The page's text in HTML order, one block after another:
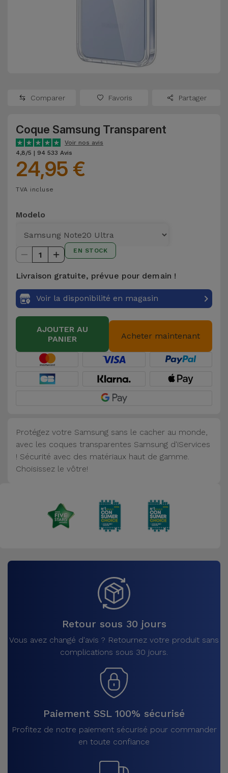
OnePlus
Google
Autres
Marques
Voir
tout
Reconditionnés
Consoles de
Jeux
Reconditionnées
Voir
tout
Batteries
Chargeurs
Ecouteurs
et
Enceintes
Montres
et
Bracelets
Chaînes
de
Téléphone
Gadgets
Hygiène
Maison
Traceurs et
Accessoires
Kids
Comparer Favoris Partager
Coque Samsung Transparent
Voir nos avis
4,8/5 | 94 533 Avis
24,95 €
TVA incluse
Modelo
1 EN STOCK
Livraison gratuite, prévue pour demain !
Voir la disponibilité en magasin
AJOUTER AU
PANIER
Acheter maintenant
Protégez votre Samsung sans le cacher au monde,
avec les coques transparentes Samsung d'iServices
! Sécurité avec des matériaux haut de gamme.
Choisissez le vôtre!
Retour sous 30 jours
Vous avez changé d'avis ? Retournez votre produit sans
complications sous 30 jours.
Paiement SSL 100% sécurisé
Profitez de notre paiement sécurisé pour commander
en toute confiance